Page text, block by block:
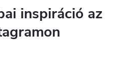
inspiráció az